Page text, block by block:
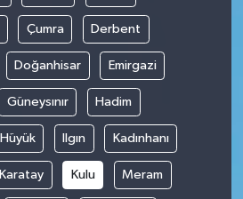
Çumra Derbent
Doğanhisar Emirgazi
Güneysınır Hadim
Hüyük Ilgın Kadınhanı
Karatay Kulu Meram